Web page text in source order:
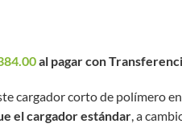
al pagar con
cargador corto de polímero
el cargador estándar, a